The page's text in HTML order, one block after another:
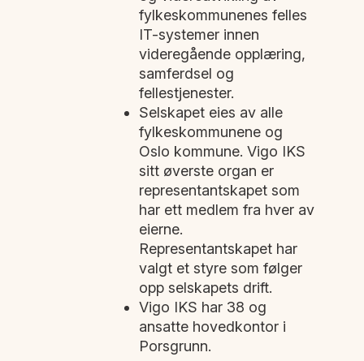
fylkeskommunenes felles
IT-systemer innen
videregående opplæring,
samferdsel og
fellestjenester.
Selskapet eies av alle
fylkeskommunene og
Oslo kommune. Vigo IKS
sitt øverste organ er
representantskapet som
har ett medlem fra hver av
eierne.
Representantskapet har
valgt et styre som følger
opp selskapets drift.
Vigo IKS har 38 og
ansatte hovedkontor i
Porsgrunn.